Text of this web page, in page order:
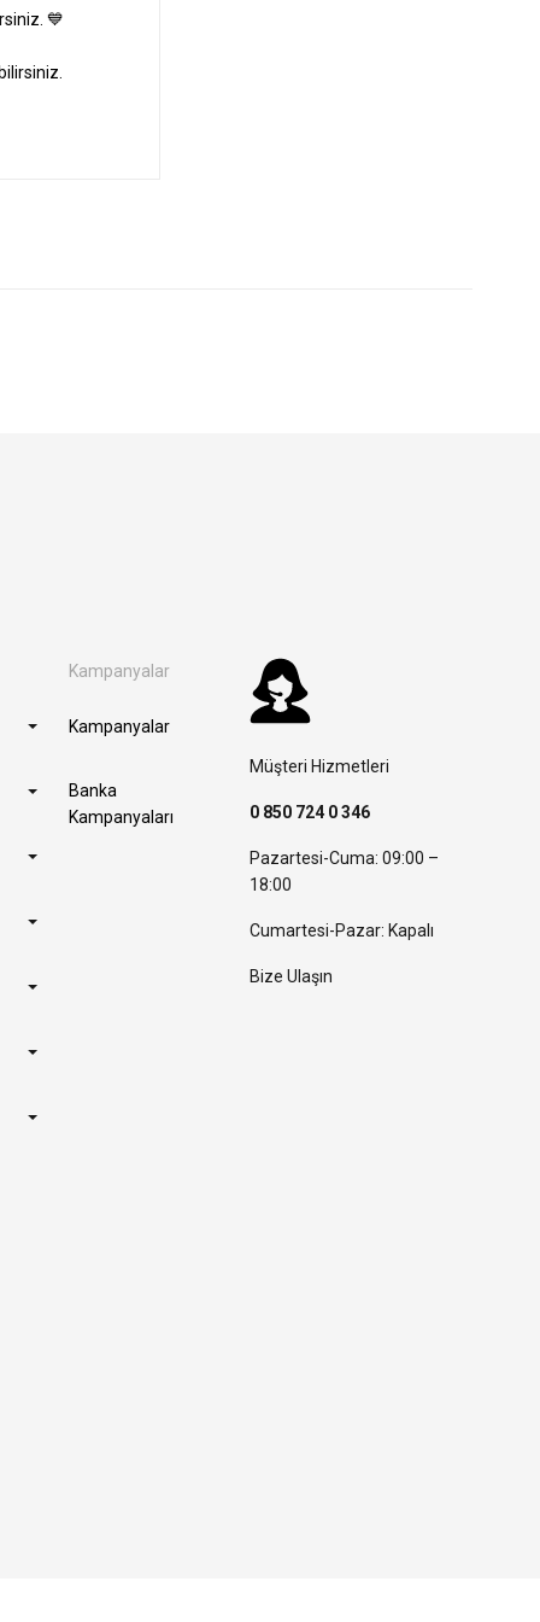
Kampanyalar
Kampanyalar
Banka
Kampanyaları
Müşteri Hizmetleri
0 850 724 0 346
Pazartesi-Cuma: 09:00 –
18:00
Cumartesi-Pazar: Kapalı
Bize Ulaşın